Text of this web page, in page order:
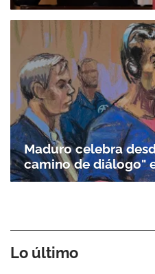
Maduro celebra
camino de diálogo"
Lo último